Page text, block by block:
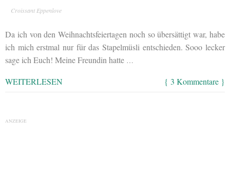
Croissant Eppenlove
Da ich von den Weihnachtsfeiertagen noch so übersättigt war, habe
ich mich erstmal nur für das Stapelmüsli entschieden. Sooo lecker
sage ich Euch! Meine Freundin hatte …
WEITERLESEN { 3 Kommentare }
ANZEIGE